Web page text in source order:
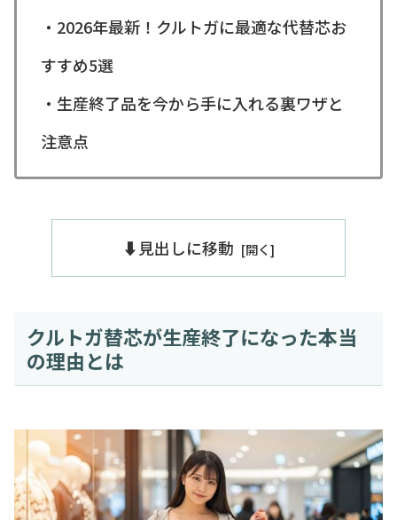
・2026年最新！クルトガに最適な代替芯お
すすめ5選
・生産終了品を今から手に入れる裏ワザと
注意点
⬇️見出しに移動
クルトガ替芯が生産終了になった本当
の理由とは